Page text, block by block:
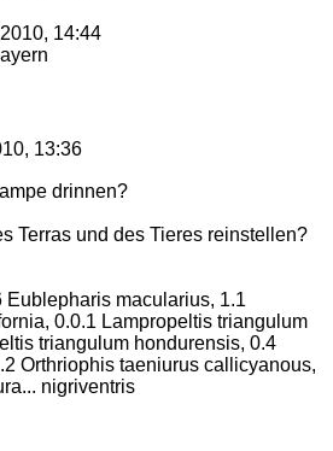
14:44
13:36
drinnen?
Terras und des Tieres reinstellen?
Eublepharis macularius, 1.1
0.0.1 Lampropeltis triangulum
triangulum hondurensis, 0.4
Orthriophis taeniurus callicyanous,
nigriventris